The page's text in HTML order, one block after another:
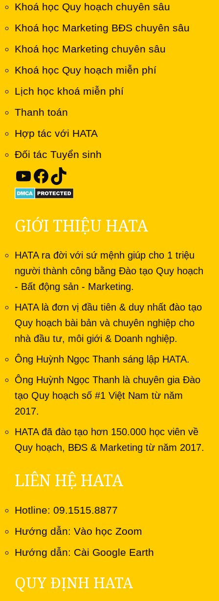
Khoá học Quy hoạch chuyên sâu
Khoá học Marketing BĐS chuyên sâu
Khoá học Marketing chuyên sâu
Khoá học Quy hoạch miễn phí
Lịch học khoá miễn phí
Thanh toán
Hợp tác với HATA
Đối tác Tuyển sinh
GIỚI THIỆU HATA
HATA ra đời với sứ mệnh giúp cho 1 triệu
người thành công bằng Đào tạo Quy hoạch
- Bất động sản - Marketing.
HATA là đơn vị đầu tiên & duy nhất đào tạo
Quy hoạch bài bản và chuyên nghiệp cho
nhà đầu tư, môi giới & Doanh nghiệp.
Ông Huỳnh Ngọc Thanh sáng lập HATA.
Ông Huỳnh Ngọc Thanh là chuyên gia Đào
tạo Quy hoạch số #1 Việt Nam từ năm
2017.
HATA đã đào tạo hơn 150.000 học viên về
Quy hoạch, BĐS & Marketing từ năm 2017.
LIÊN HỆ HATA
Hotline: 09.1515.8877
Hướng dẫn: Vào học Zoom
Hướng dẫn: Cài Google Earth
QUY ĐỊNH HATA